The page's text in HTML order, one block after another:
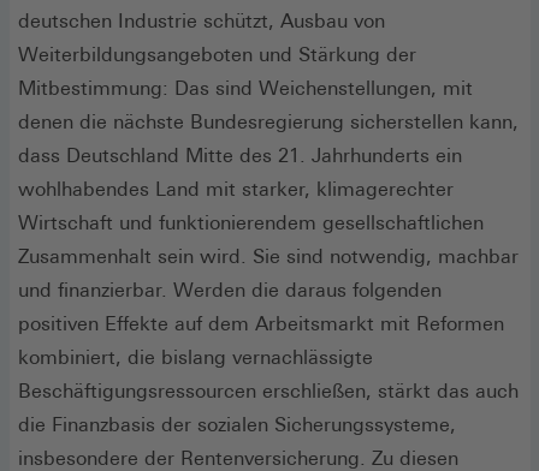
deutschen Industrie schützt, Ausbau von
Weiterbildungsangeboten und Stärkung der
Mitbestimmung: Das sind Weichenstellungen, mit
denen die nächste Bundesregierung sicherstellen kann,
dass Deutschland Mitte des 21. Jahrhunderts ein
wohlhabendes Land mit starker, klimagerechter
Wirtschaft und funktionierendem gesellschaftlichen
Zusammenhalt sein wird. Sie sind notwendig, machbar
und finanzierbar. Werden die daraus folgenden
positiven Effekte auf dem Arbeitsmarkt mit Reformen
kombiniert, die bislang vernachlässigte
Beschäftigungsressourcen erschließen, stärkt das auch
die Finanzbasis der sozialen Sicherungssysteme,
insbesondere der Rentenversicherung. Zu diesen